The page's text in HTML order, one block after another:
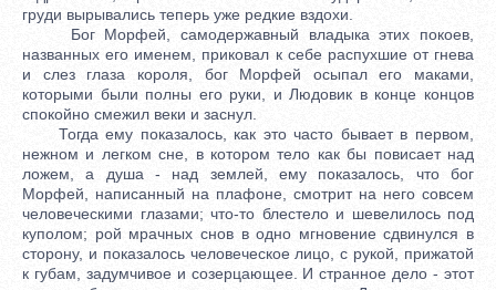
груди вырывались теперь уже редкие вздохи.
Бог Морфей, самодержавный владыка этих покоев,
названных его именем, приковал к себе распухшие от гнева
и слез глаза короля, бог Морфей осыпал его маками,
которыми были полны его руки, и Людовик в конце концов
спокойно смежил веки и заснул.
Тогда ему показалось, как это часто бывает в первом,
нежном и легком сне, в котором тело как бы повисает над
ложем, а душа - над землей, ему показалось, что бог
Морфей, написанный на плафоне, смотрит на него совсем
человеческими глазами; что-то блестело и шевелилось под
куполом; рой мрачных снов в одно мгновение сдвинулся в
сторону, и показалось человеческое лицо, с рукой, прижатой
к губам, задумчивое и созерцающее. И странное дело - этот